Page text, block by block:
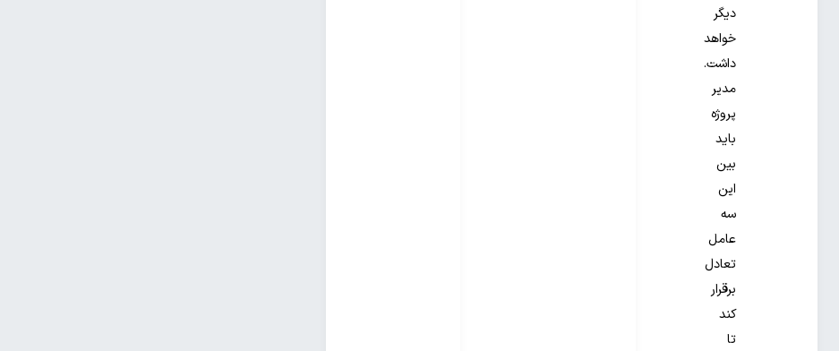
دیگر
خواهد
داشت.
مدیر
پروژه
باید
بین
این
سه
عامل
تعادل
برقرار
کند
تا